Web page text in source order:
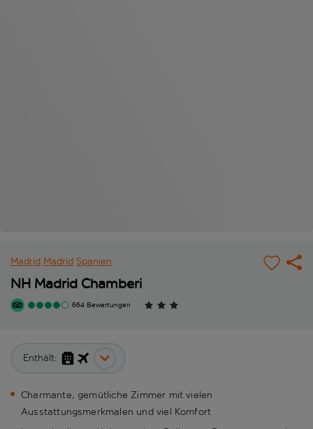
Madrid Madrid Spanien
NH Madrid Chamberi
664 Bewertungen
Enthält:
Charmante, gemütliche Zimmer mit vielen
Ausstattungsmerkmalen und viel Komfort